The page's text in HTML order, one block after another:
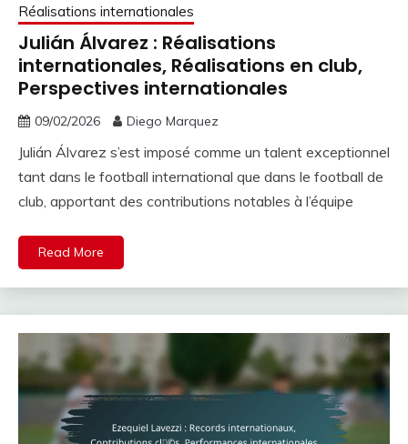
Réalisations internationales
Julián Álvarez : Réalisations
internationales, Réalisations en club,
Perspectives internationales
09/02/2026 Diego Marquez
Julián Álvarez s’est imposé comme un talent exceptionnel
tant dans le football international que dans le football de
club, apportant des contributions notables à l’équipe
Read More